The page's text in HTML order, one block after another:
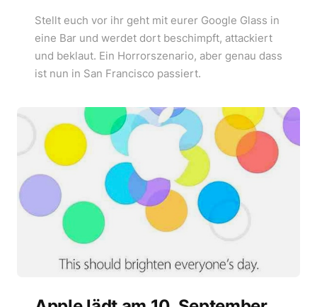
Stellt euch vor ihr geht mit eurer Google Glass in
eine Bar und werdet dort beschimpft, attackiert
und beklaut. Ein Horrorszenario, aber genau dass
ist nun in San Francisco passiert.